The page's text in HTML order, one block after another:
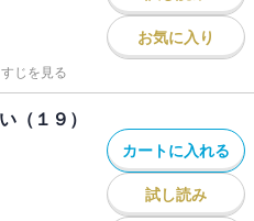
お気に入り
じを見る
（１９）
カートに入れる
試し読み